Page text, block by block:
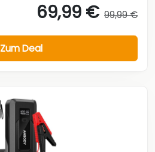
69,99 € 99,99 €
Zum Deal